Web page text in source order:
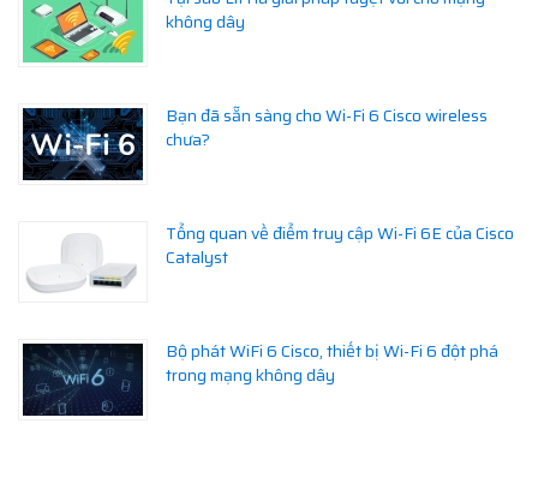
không dây
Bạn đã sẵn sàng cho Wi-Fi 6 Cisco wireless
chưa?
Tổng quan về điểm truy cập Wi-Fi 6E của Cisco
Catalyst
Bộ phát WiFi 6 Cisco, thiết bị Wi-Fi 6 đột phá
trong mạng không dây